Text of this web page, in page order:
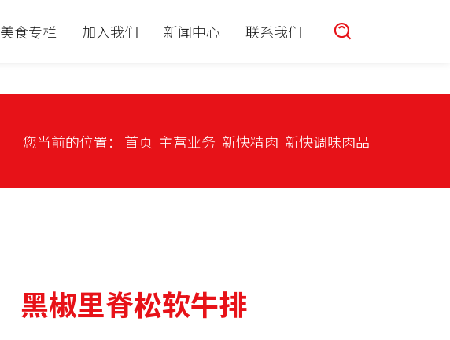
美食专栏 加入我们 新闻中心 联系我们
您当前的位置： 首页 主营业务 新快精肉 新快调味肉品
黑椒里脊松软牛排